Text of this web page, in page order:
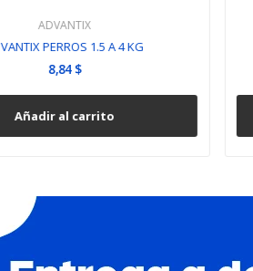
ADVANTIX
PERROS 1.5 A 4 KG
8,84 $
Añadir al carrito